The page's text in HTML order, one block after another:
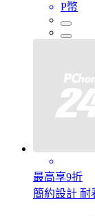
P幣
最高享9折
簡約設計 耐